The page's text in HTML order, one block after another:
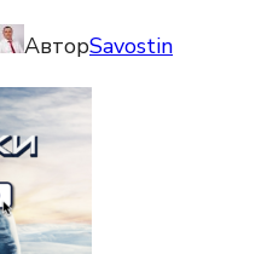
АвторSavostin